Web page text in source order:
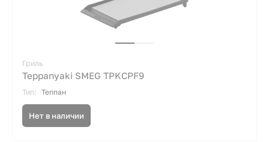
Гриль
Teppanyaki SMEG TPKCPF9
Тип: Теппан
Нет в наличии